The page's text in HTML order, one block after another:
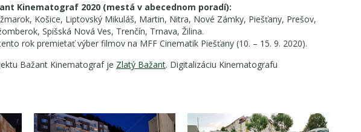
Kinematograf 2020 (mestá v abecednom poradí):
Košice, Liptovský Mikuláš, Martin, Nitra, Nové Zámky, Piešťany, Prešov,
Spišská Nová Ves, Trenčín, Trnava, Žilina.
rok premietať výber filmov na MFF Cinematik Piešťany (10. – 15. 9. 2020).
Bažant Kinematograf je Zlatý Bažant. Digitalizáciu Kinematografu